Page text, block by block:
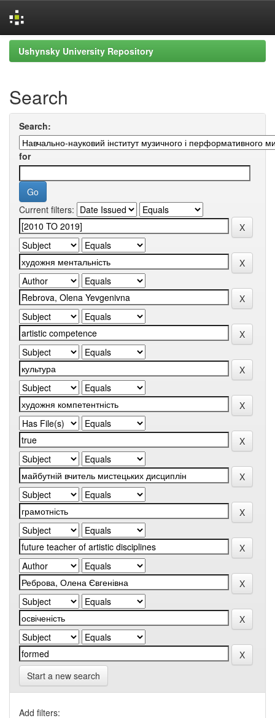
Skip
navigation
Ushynsky University Repository
Search
Search:
for
Current filters:
Start a new search
Add filters: